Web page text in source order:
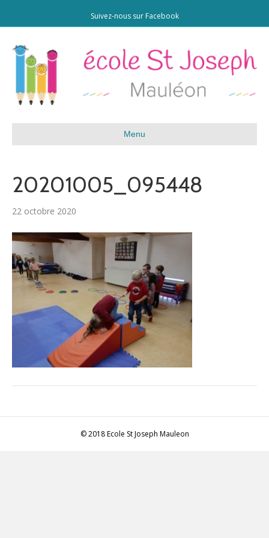
Suivez-nous sur Facebook
Menu
20201005_095448
22 octobre 2020
© 2018 Ecole St Joseph Mauleon